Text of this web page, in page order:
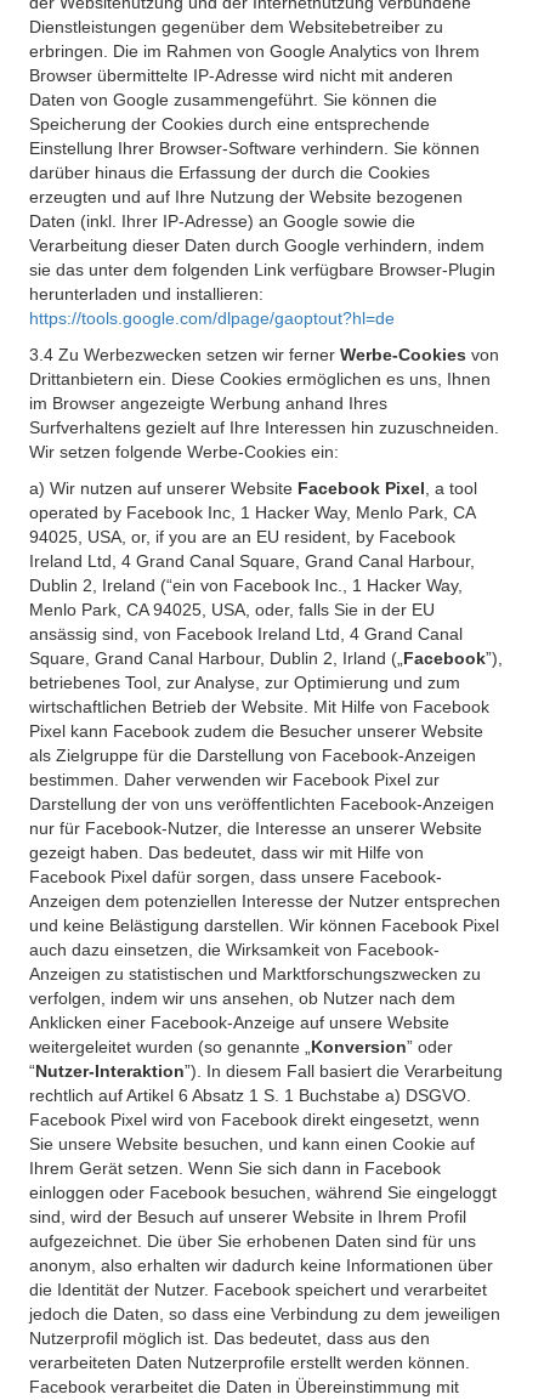
Dienstleistungen gegenüber dem Websitebetreiber zu
erbringen. Die im Rahmen von Google Analytics von Ihrem
Browser übermittelte IP-Adresse wird nicht mit anderen
Daten von Google zusammengeführt. Sie können die
Speicherung der Cookies durch eine entsprechende
Einstellung Ihrer Browser-Software verhindern. Sie können
darüber hinaus die Erfassung der durch die Cookies
erzeugten und auf Ihre Nutzung der Website bezogenen
Daten (inkl. Ihrer IP-Adresse) an Google sowie die
Verarbeitung dieser Daten durch Google verhindern, indem
sie das unter dem folgenden Link verfügbare Browser-Plugin
herunterladen und installieren:
https://tools.google.com/dlpage/gaoptout?hl=de
3.4 Zu Werbezwecken setzen wir ferner Werbe-Cookies von
Drittanbietern ein. Diese Cookies ermöglichen es uns, Ihnen
im Browser angezeigte Werbung anhand Ihres
Surfverhaltens gezielt auf Ihre Interessen hin zuzuschneiden.
Wir setzen folgende Werbe-Cookies ein:
a) Wir nutzen auf unserer Website Facebook Pixel , a tool
operated by Facebook Inc, 1 Hacker Way, Menlo Park, CA
94025, USA, or, if you are an EU resident, by Facebook
Ireland Ltd, 4 Grand Canal Square, Grand Canal Harbour,
Dublin 2, Ireland (“ein von Facebook Inc., 1 Hacker Way,
Menlo Park, CA 94025, USA, oder, falls Sie in der EU
ansässig sind, von Facebook Ireland Ltd, 4 Grand Canal
Square, Grand Canal Harbour, Dublin 2, Irland („ Facebook”),
betriebenes Tool, zur Analyse, zur Optimierung und zum
wirtschaftlichen Betrieb der Website. Mit Hilfe von Facebook
Pixel kann Facebook zudem die Besucher unserer Website
als Zielgruppe für die Darstellung von Facebook-Anzeigen
bestimmen. Daher verwenden wir Facebook Pixel zur
Darstellung der von uns veröffentlichten Facebook-Anzeigen
nur für Facebook-Nutzer, die Interesse an unserer Website
gezeigt haben. Das bedeutet, dass wir mit Hilfe von
Facebook Pixel dafür sorgen, dass unsere Facebook-
Anzeigen dem potenziellen Interesse der Nutzer entsprechen
und keine Belästigung darstellen. Wir können Facebook Pixel
auch dazu einsetzen, die Wirksamkeit von Facebook-
Anzeigen zu statistischen und Marktforschungszwecken zu
verfolgen, indem wir uns ansehen, ob Nutzer nach dem
Anklicken einer Facebook-Anzeige auf unsere Website
weitergeleitet wurden (so genannte „ Konversion” oder
“Nutzer-Interaktion”). In diesem Fall basiert die Verarbeitung
rechtlich auf Artikel 6 Absatz 1 S. 1 Buchstabe a) DSGVO.
Facebook Pixel wird von Facebook direkt eingesetzt, wenn
Sie unsere Website besuchen, und kann einen Cookie auf
Ihrem Gerät setzen. Wenn Sie sich dann in Facebook
einloggen oder Facebook besuchen, während Sie eingeloggt
sind, wird der Besuch auf unserer Website in Ihrem Profil
aufgezeichnet. Die über Sie erhobenen Daten sind für uns
anonym, also erhalten wir dadurch keine Informationen über
die Identität der Nutzer. Facebook speichert und verarbeitet
jedoch die Daten, so dass eine Verbindung zu dem jeweiligen
Nutzerprofil möglich ist. Das bedeutet, dass aus den
verarbeiteten Daten Nutzerprofile erstellt werden können.
Facebook verarbeitet die Daten in Übereinstimmung mit